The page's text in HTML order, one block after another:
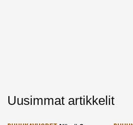
Uusimmat artikkelit